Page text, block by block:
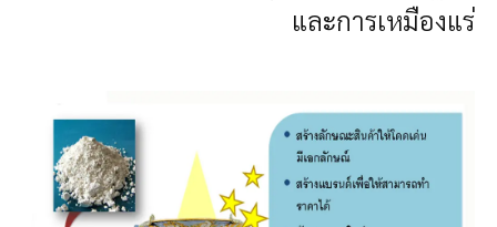
และการเหมืองแร่